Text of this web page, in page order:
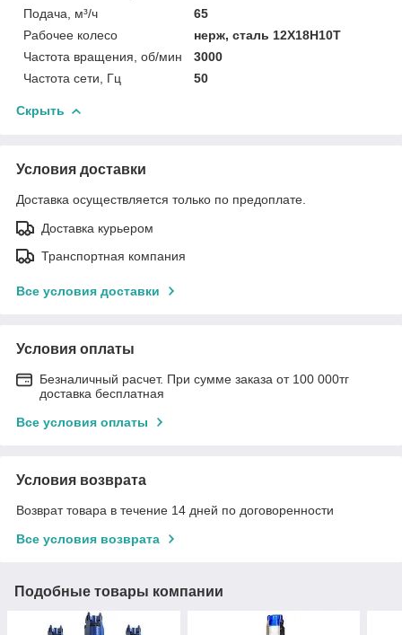
Подача, м³/ч
65
Рабочее колесо
нерж, сталь 12Х18Н10Т
Частота вращения, об/мин
3000
Частота сети, Гц
50
Скрыть
Условия доставки
Доставка осуществляется только по предоплате.
Доставка курьером
Транспортная компания
Все условия доставки
Условия оплаты
Безналичный расчет. При сумме заказа от 100 000тг
доставка бесплатная
Все условия оплаты
Условия возврата
Возврат товара в течение 14 дней по договоренности
Все условия возврата
Подобные товары компании